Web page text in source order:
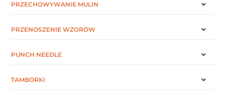
PRZECHOWYWANIE MULIN
PRZENOSZENIE WZORÓW
PUNCH NEEDLE
TAMBORKI